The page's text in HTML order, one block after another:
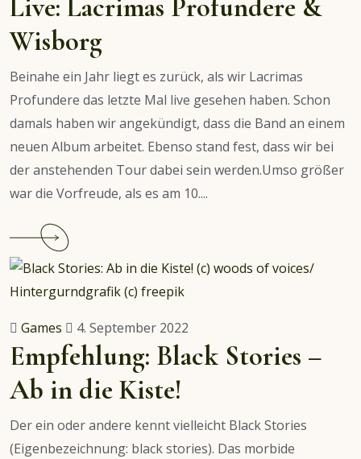
Herbst
2022
Live: Lacrimas Profundere &
Wisborg
Beinahe ein Jahr liegt es zurück, als wir Lacrimas
Profundere das letzte Mal live gesehen haben. Schon
damals haben wir angekündigt, dass die Band an einem
neuen Album arbeitet. Ebenso stand fest, dass wir bei
der anstehenden Tour dabei sein werden.Umso größer
war die Vorfreude, als es am 10....
Live:
Lacrimas
Profundere
&
Wisborg
Games 4. September 2022
Empfehlung: Black Stories –
Ab in die Kiste!
Der ein oder andere kennt vielleicht Black Stories
(Eigenbezeichnung: black stories). Das morbide